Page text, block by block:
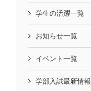
学生の活躍一覧
お知らせ一覧
イベント一覧
学部入試最新情報